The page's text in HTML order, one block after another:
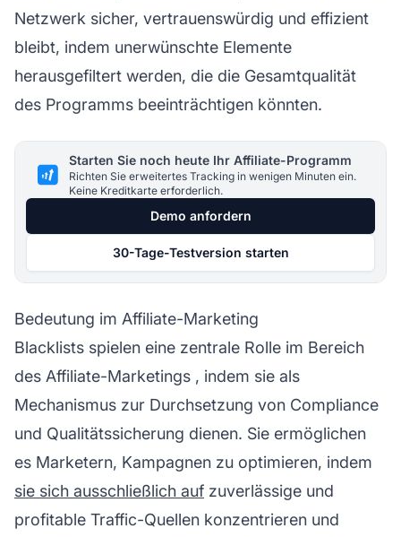
Netzwerk sicher, vertrauenswürdig und effizient
bleibt, indem unerwünschte Elemente
herausgefiltert werden, die die Gesamtqualität
des Programms beeinträchtigen könnten.
Starten Sie noch heute Ihr Affiliate-Programm
Richten Sie erweitertes Tracking in wenigen Minuten ein.
Keine Kreditkarte erforderlich.
Demo anfordern
30-Tage-Testversion starten
Bedeutung im Affiliate-Marketing
Blacklists spielen eine zentrale Rolle im Bereich
des Affiliate-Marketings , indem sie als
Mechanismus zur Durchsetzung von Compliance
und Qualitätssicherung dienen. Sie ermöglichen
es Marketern, Kampagnen zu optimieren, indem
sie sich ausschließlich auf zuverlässige und
profitable Traffic-Quellen konzentrieren und